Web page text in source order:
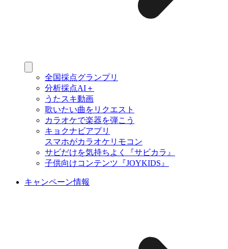
全国採点グランプリ
分析採点AI＋
うたスキ動画
歌いたい曲をリクエスト
カラオケで楽器を弾こう
キョクナビアプリ
スマホがカラオケリモコン
サビだけを気持ちよく『サビカラ』
子供向けコンテンツ『JOYKIDS』
キャンペーン情報